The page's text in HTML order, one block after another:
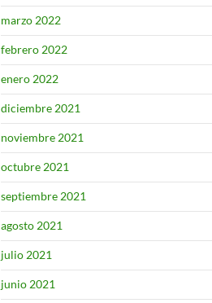
marzo 2022
febrero 2022
enero 2022
diciembre 2021
noviembre 2021
octubre 2021
septiembre 2021
agosto 2021
julio 2021
junio 2021